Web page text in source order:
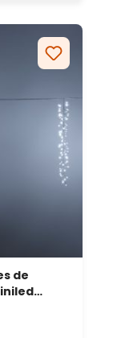
de